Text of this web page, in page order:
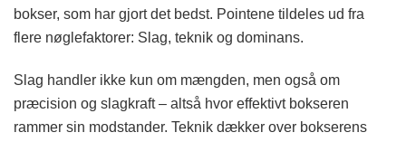
bokser, som har gjort det bedst. Pointene tildeles ud fra
flere nøglefaktorer: Slag, teknik og dominans.
Slag handler ikke kun om mængden, men også om
præcision og slagkraft – altså hvor effektivt bokseren
rammer sin modstander. Teknik dækker over bokserens